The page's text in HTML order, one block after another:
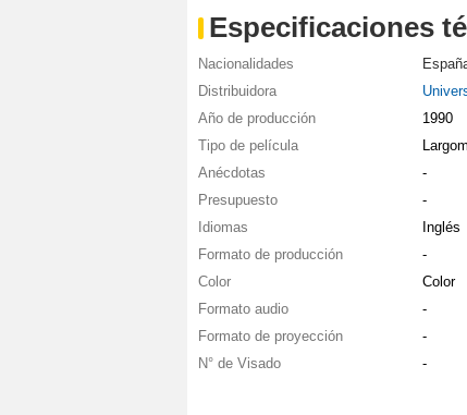
Especificaciones
Nacionalidades
Distribuidora
Año de producción
1990
Tipo de película
Anécdotas
-
Presupuesto
-
Idiomas
Inglés
Formato de producción
-
Color
Color
Formato audio
-
Formato de proyección
-
N° de Visado
-